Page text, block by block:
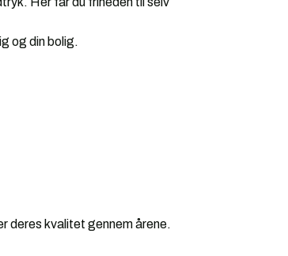
og din bolig.
deres kvalitet gennem årene.